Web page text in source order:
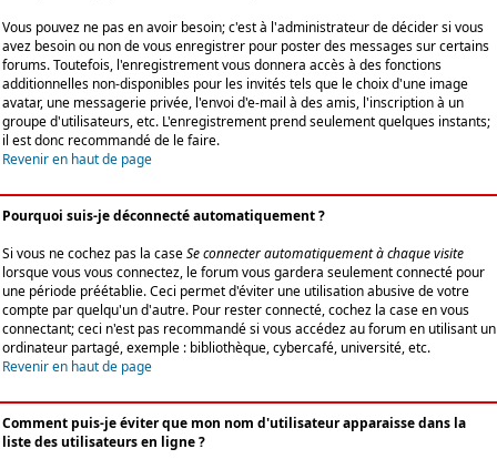
Vous pouvez ne pas en avoir besoin; c'est à l'administrateur de décider si vous
avez besoin ou non de vous enregistrer pour poster des messages sur certains
forums. Toutefois, l'enregistrement vous donnera accès à des fonctions
additionnelles non-disponibles pour les invités tels que le choix d'une image
avatar, une messagerie privée, l'envoi d'e-mail à des amis, l'inscription à un
groupe d'utilisateurs, etc. L'enregistrement prend seulement quelques instants;
il est donc recommandé de le faire.
Revenir en haut de page
Pourquoi suis-je déconnecté automatiquement ?
Si vous ne cochez pas la caseSe connecter automatiquement à chaque visite
lorsque vous vous connectez, le forum vous gardera seulement connecté pour
une période préétablie. Ceci permet d'éviter une utilisation abusive de votre
compte par quelqu'un d'autre. Pour rester connecté, cochez la case en vous
connectant; ceci n'est pas recommandé si vous accédez au forum en utilisant un
ordinateur partagé, exemple : bibliothèque, cybercafé, université, etc.
Revenir en haut de page
Comment puis-je éviter que mon nom d'utilisateur apparaisse dans la
liste des utilisateurs en ligne ?